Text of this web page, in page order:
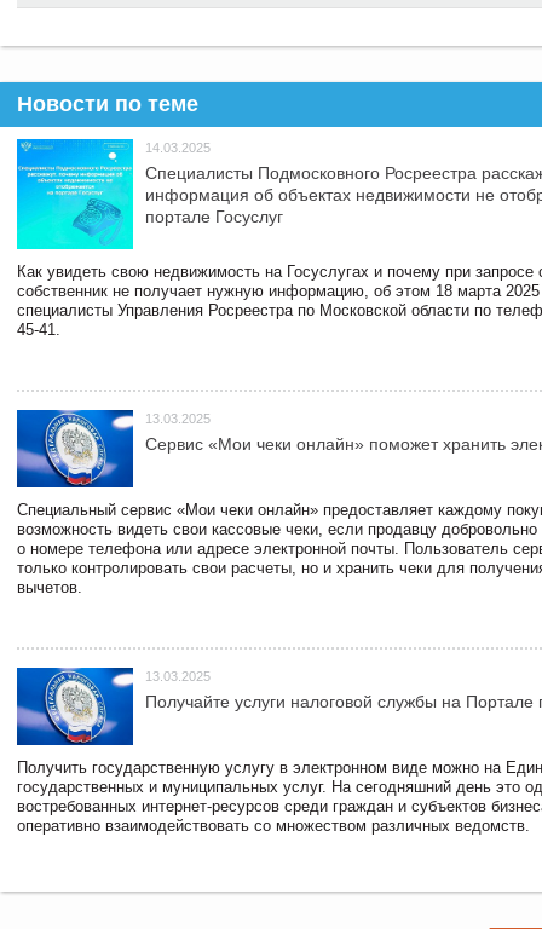
Новости по теме
14.03.2025
Специалисты Подмосковного Росреестра
информация об объектах недвижимости не
портале Госуслуг
Как увидеть свою недвижимость на Госуслугах и почему при запросе
собственник не получает нужную информацию, об этом 18 марта 2025
специалисты Управления Росреестра по Московской области по
45-41.
13.03.2025
Сервис «Мои чеки онлайн» поможет хранить
Специальный сервис «Мои чеки онлайн» предоставляет каждому
возможность видеть свои кассовые чеки, если продавцу
о номере телефона или адресе электронной почты. Пользователь
только контролировать свои расчеты, но и хранить чеки для
вычетов.
13.03.2025
Получайте услуги налоговой службы на Портале
Получить государственную услугу в электронном виде можно на
государственных и муниципальных услуг. На сегодняшний день это
востребованных интернет-ресурсов среди граждан и субъектов
оперативно взаимодействовать со множеством различных ведомств.